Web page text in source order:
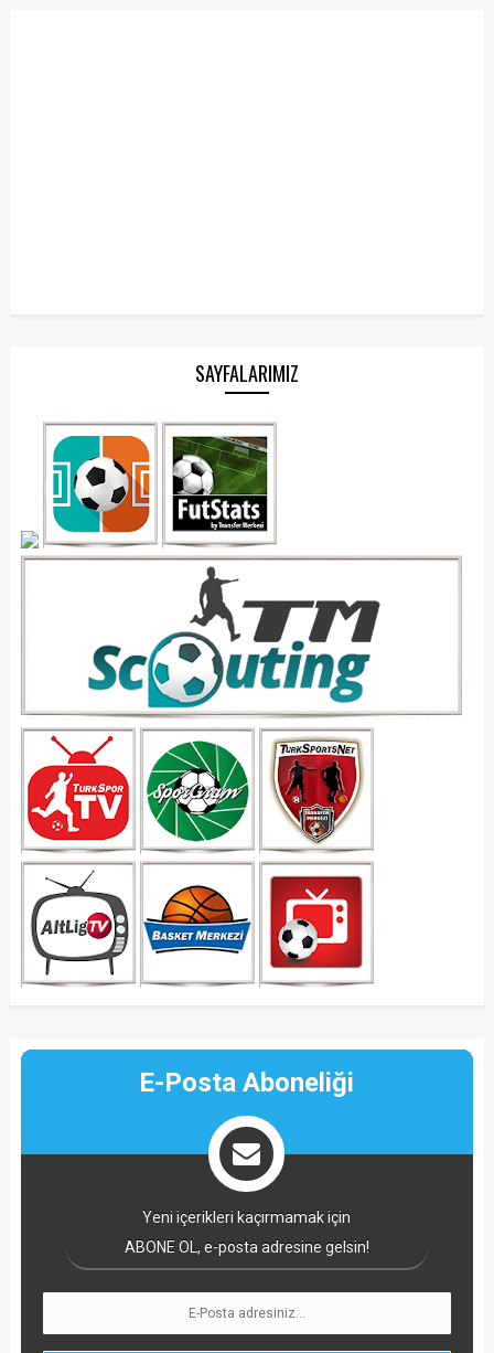
SAYFALARIMIZ
E-Posta Aboneliği
Yeni içerikleri kaçırmamak için
ABONE OL, e-posta adresine gelsin!